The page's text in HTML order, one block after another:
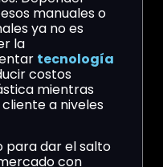
manuales o
ya no es
la
tecnología
costos
mientras
a niveles
para dar el salto
con